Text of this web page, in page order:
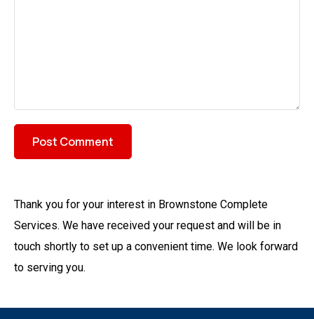
Thank you for your interest in Brownstone Complete
Services. We have received your request and will be in
touch shortly to set up a convenient time. We look forward
to serving you.